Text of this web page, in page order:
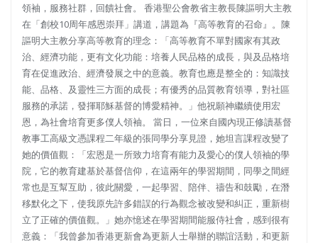
領袖，服務社群，回饋社會。 香港聖公會教省主教長陳謳明大主教
在「創校10周年感恩崇拜」講道，講題為『高等教育的召命』。陳
謳明大主教分享高等教育的理念：「高等教育不單對國家有其政
治、經濟功能，更有文化功能：培養人民品格的成長，與及品格培
育在促進政治、經濟發展之中的意義。教育也應是整全的：知識技
能、品格、及靈性三方面的成長；有優秀的品質教育領導，對社區
服務的承諾，發揮耶穌基督的博愛精神。」他祝願神繼續使用宏
恩，為社會培育更多僕人領袖。 當日，一位來自國內現正修讀基督
教事工高級文憑課程二年級的張同學分享見證，她坦言課程改變了
她的價值觀：「宏恩是一所致力培育有能力及愛心的僕人領袖的學
院，它的教育建基於基督信仰，在這兩年的學習期間，同學之間經
常也是互幫互助，彼此關愛，一起學習、陪伴、禱告和鼓勵，在潛
移默化之下，使我原先許多錯誤的行為觀念被改變和糾正，重新樹
立了正確的價值觀。」她亦憶述在學習期間能服侍社會，感到很有
意義：「我曾參加香港更新會為更新人士舉辦的聯誼活動，和更新